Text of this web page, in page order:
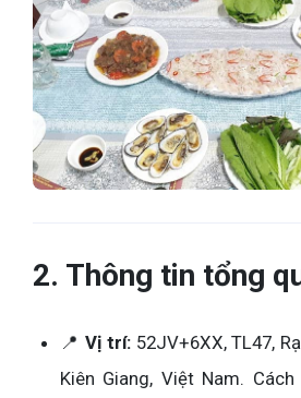
2. Thông tin tổng
📍 Vị trí:52JV+6XX, TL47,
Kiên Giang, Việt Nam.